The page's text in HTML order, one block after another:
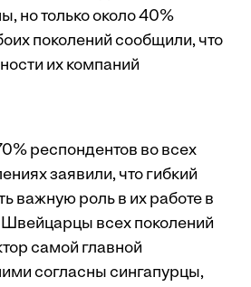
но только около 40%
поколений сообщили, что
их компаний
респондентов во всех
заявили, что гибкий
важную роль в их работе в
всех поколений
самой главной
согласны сингапурцы,